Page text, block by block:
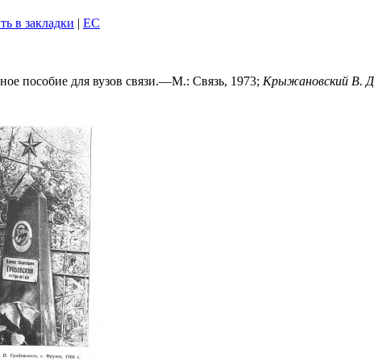
в закладки | EC
пособие для вузов связи.—М.: Связь, 1973; Крыжановский В.